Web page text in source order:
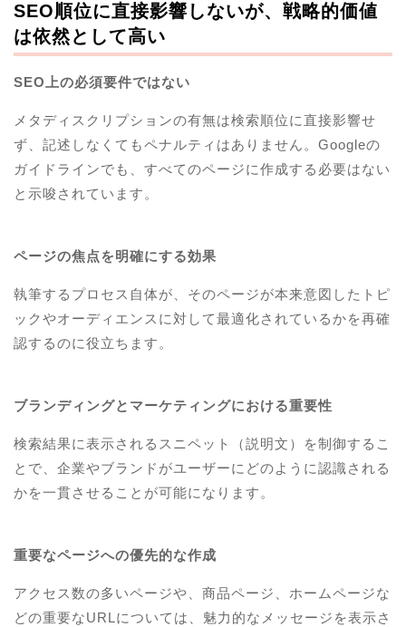
SEO順位に直接影響しないが、戦略的価値
は依然として高い
SEO上の必須要件ではない
メタディスクリプションの有無は検索順位に直接影響せ
ず、記述しなくてもペナルティはありません。Googleの
ガイドラインでも、すべてのページに作成する必要はない
と示唆されています。
ページの焦点を明確にする効果
執筆するプロセス自体が、そのページが本来意図したトピ
ックやオーディエンスに対して最適化されているかを再確
認するのに役立ちます。
ブランディングとマーケティングにおける重要性
検索結果に表示されるスニペット（説明文）を制御するこ
とで、企業やブランドがユーザーにどのように認識される
かを一貫させることが可能になります。
重要なページへの優先的な作成
アクセス数の多いページや、商品ページ、ホームページな
どの重要なURLについては、魅力的なメッセージを表示さ